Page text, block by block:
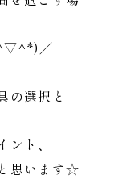
／
の選択と
ト、
思います☆